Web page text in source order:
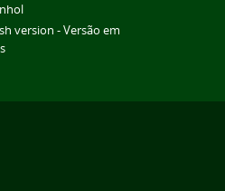
version - Versão em